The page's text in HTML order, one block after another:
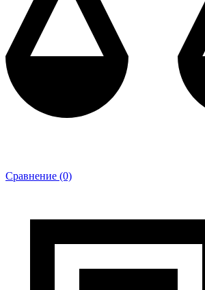
Сравнение (0)